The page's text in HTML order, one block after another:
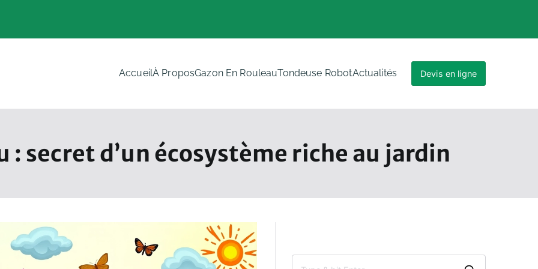
AccueilÀ ProposGazon En RouleauTondeuse RobotActualités Devis en ligne
: secret d’un écosystème riche au jardin